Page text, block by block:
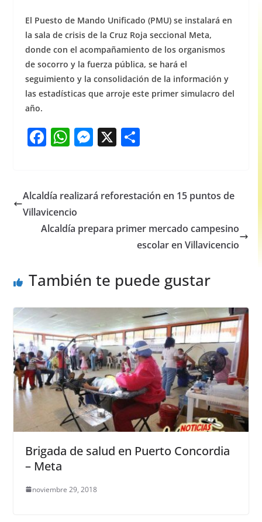
El Puesto de Mando Unificado (PMU) se instalará en
la sala de crisis de la Cruz Roja seccional Meta,
donde con el acompañamiento de los organismos
de socorro y la fuerza pública, se hará el
seguimiento y la consolidación de la información y
las estadísticas que arroje este primer simulacro del
año.
F
e
b
o
W
s
A
p
M
e
g
X S
e
Alcaldía realizará reforestación en 15 puntos de
Villavicencio
Alcaldía prepara primer mercado campesino
escolar en Villavicencio
También te puede gustar
Brigada de salud en Puerto Concordia
– Meta
noviembre 29, 2018